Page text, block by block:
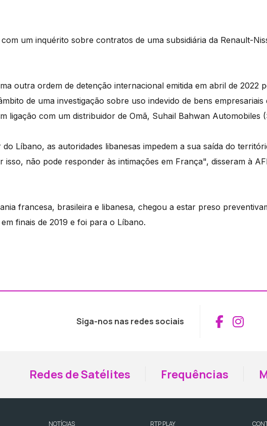
um inquérito sobre contratos de uma subsidiária da Renault-
outra ordem de detenção internacional emitida em abril de 2022
de uma investigação sobre uso indevido de bens empresariais
ligação com um distribuidor de Omã, Suhail Bahwan Automobiles
Líbano, as autoridades libanesas impedem a sua saída do
não pode responder às intimações em França", disseram à
francesa, brasileira e libanesa, chegou a estar preso
finais de 2019 e foi para o Líbano.
Siga-nos nas redes sociais
Redes de Satélites Frequências
NOTÍCIAS RTP PLAY